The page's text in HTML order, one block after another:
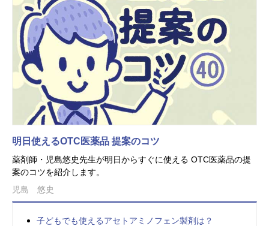
明日使えるOTC医薬品 提案のコツ
薬剤師・児島悠史先生が明日からすぐに使える OTC医薬品の提
案のコツを紹介します。
児島 悠史
子どもでも使えるアセトアミノフェン製剤は？